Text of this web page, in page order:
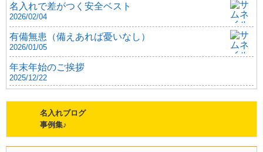
名入れで差がつく安全ベスト
2026/02/04
有備無患（備えあれば憂いなし）
2026/01/05
年末年始のご挨拶
2025/12/22
名入れブログ
事例集♪